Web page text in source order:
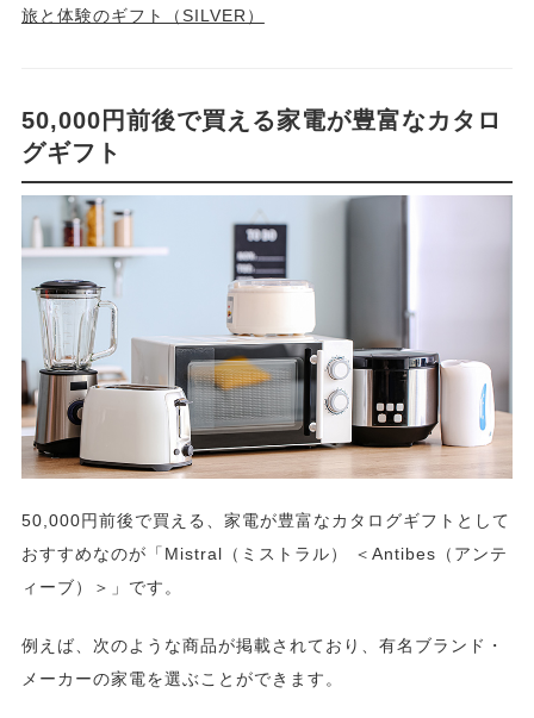
旅と体験のギフト（SILVER）
50,000円前後で買える家電が豊富なカタロ
グギフト
50,000円前後で買える、家電が豊富なカタログギフトとして
おすすめなのが「Mistral（ミストラル） ＜Antibes（アンテ
ィーブ）＞」です。
例えば、次のような商品が掲載されており、有名ブランド・
メーカーの家電を選ぶことができます。